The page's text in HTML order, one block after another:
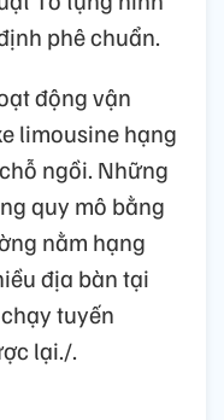
phê chuẩn.
động vận
limousine hạng
ngồi. Những
quy mô bằng
nằm hạng
địa bàn tại
tuyến
lại./.